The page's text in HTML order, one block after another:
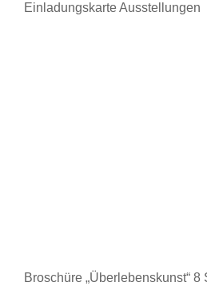
Einladungskarte Ausstellungen
Broschüre „Überlebenskunst“ 8